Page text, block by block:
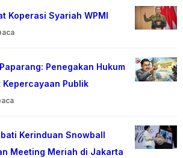
Koperasi Syariah WPMI
Penegakan Hukum
Kepercayaan Publik
Kerinduan Snowball
Meeting Meriah di Jakarta